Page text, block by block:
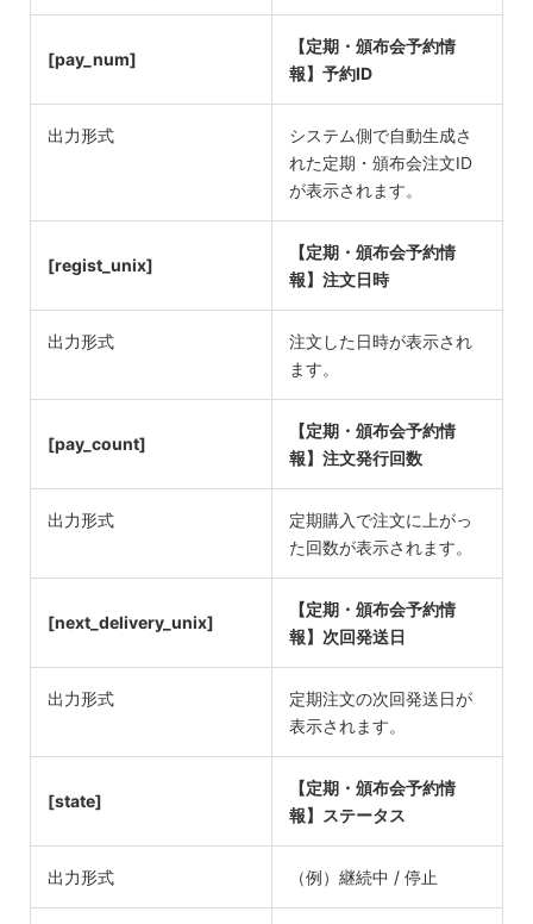
[pay_num]
【定期・頒布会予約情
報】予約ID
出力形式
システム側で自動生成さ
れた定期・頒布会注文ID
が表示されます。
[regist_unix]
【定期・頒布会予約情
報】注文日時
出力形式
注文した日時が表示され
ます。
[pay_count]
【定期・頒布会予約情
報】注文発行回数
出力形式
定期購入で注文に上がっ
た回数が表示されます。
[next_delivery_unix]
【定期・頒布会予約情
報】次回発送日
出力形式
定期注文の次回発送日が
表示されます。
[state]
【定期・頒布会予約情
報】ステータス
出力形式 （例）継続中 / 停止